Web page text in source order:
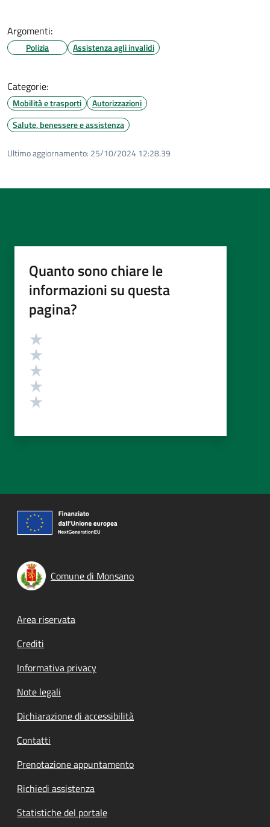
Argomenti:
Polizia Assistenza agli invalidi
Categorie:
Mobilità e trasporti
Autorizzazioni
Salute, benessere e assistenza
Ultimo aggiornamento: 25/10/2024 12:28.39
Quanto sono chiare le
informazioni su questa
pagina?
Valutazione
Comune di Monsano
Footer menu
Area riservata
Crediti
Informativa privacy
Note legali
Dichiarazione di accessibilità
Contatti
Prenotazione appuntamento
Richiedi assistenza
Statistiche del portale